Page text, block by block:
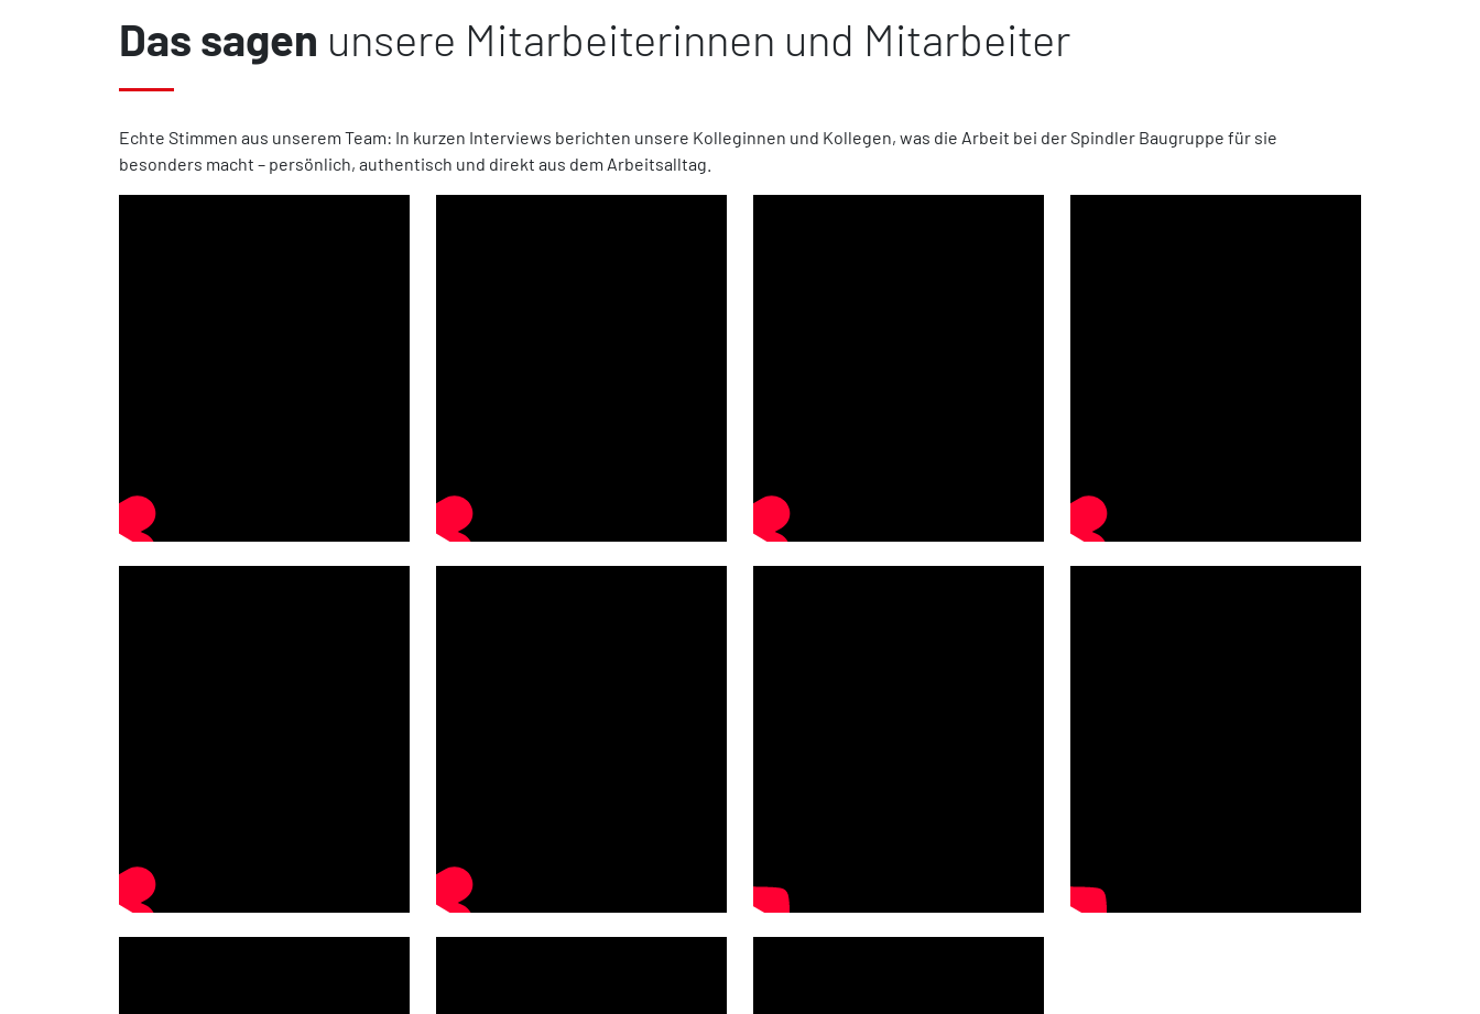
Das sagen unsere Mitarbeiterinnen und Mitarbeiter
Echte Stimmen aus unserem Team: In kurzen Interviews berichten unsere Kolleginnen und Kollegen, was die Arbeit bei der Spindler Baugruppe für sie
besonders macht – persönlich, authentisch und direkt aus dem Arbeitsalltag.